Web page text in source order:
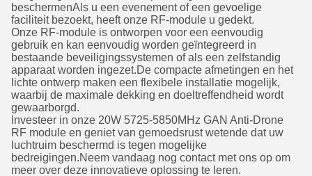
beschermenAls u een evenement of een gevoelige
faciliteit bezoekt, heeft onze RF-module u gedekt.
Onze RF-module is ontworpen voor een eenvoudig
gebruik en kan eenvoudig worden geïntegreerd in
bestaande beveiligingssystemen of als een zelfstandig
apparaat worden ingezet.De compacte afmetingen en het
lichte ontwerp maken een flexibele installatie mogelijk,
waarbij de maximale dekking en doeltreffendheid wordt
gewaarborgd.
Investeer in onze 20W 5725-5850MHz GAN Anti-Drone
RF module en geniet van gemoedsrust wetende dat uw
luchtruim beschermd is tegen mogelijke
bedreigingen.Neem vandaag nog contact met ons op om
meer over deze innovatieve oplossing te leren.